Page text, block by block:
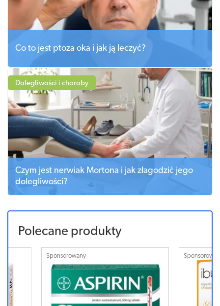
Co to jest ptoza oka i jak ją leczyć?
Dolegliwości i choroby
Czym jest nerwiak Mortona i jak złagodzić jego
dolegliwości?
Polecane produkty
Sponsorowany